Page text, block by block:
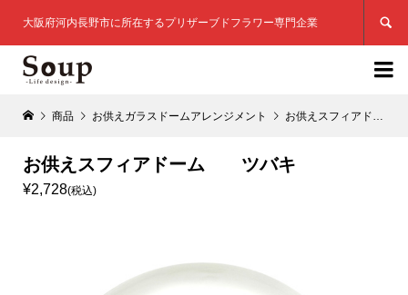
大阪府河内長野市に所在するプリザーブドフラワー専門企業 

商品 お供えガラスドームアレンジメント お供えスフィアドーム ツバキ
お供えスフィアドーム ツバキ
¥2,728(税込)